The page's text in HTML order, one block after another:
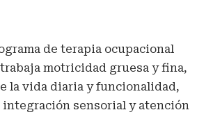
de terapia ocupacional
motricidad gruesa y fina,
la vida diaria y funcionalidad,
integración sensorial y atención